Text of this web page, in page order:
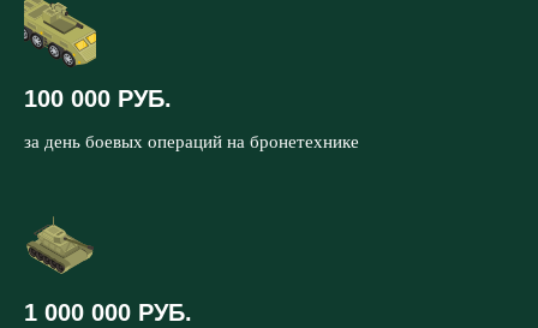
100 000 РУБ.
за день боевых операций на бронетехнике
1 000 000 РУБ.